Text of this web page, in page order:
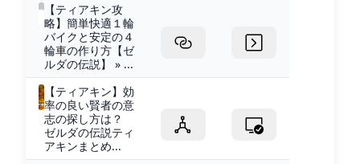
【ティアキン攻
略】簡単快適１輪
バイクと安定の４
輪車の作り方【ゼ
ルダの伝説】 » ...
【ティアキン】効
率の良い賢者の意
志の探し方は？
ゼルダの伝説ティ
アキンまとめ...